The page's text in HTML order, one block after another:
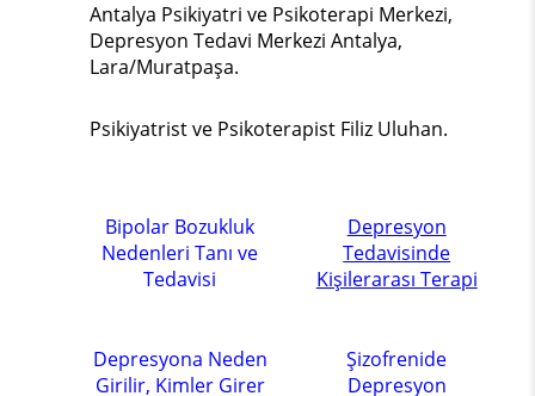
Antalya Psikiyatri ve Psikoterapi Merkezi,
Depresyon Tedavi Merkezi Antalya,
Lara/Muratpaşa.
Psikiyatrist ve Psikoterapist Filiz Uluhan.
Bipolar Bozukluk
Nedenleri Tanı ve
Tedavisi
Depresyon
Tedavisinde
Kişilerarası Terapi
Depresyona Neden
Girilir, Kimler Girer
Şizofrenide
Depresyon